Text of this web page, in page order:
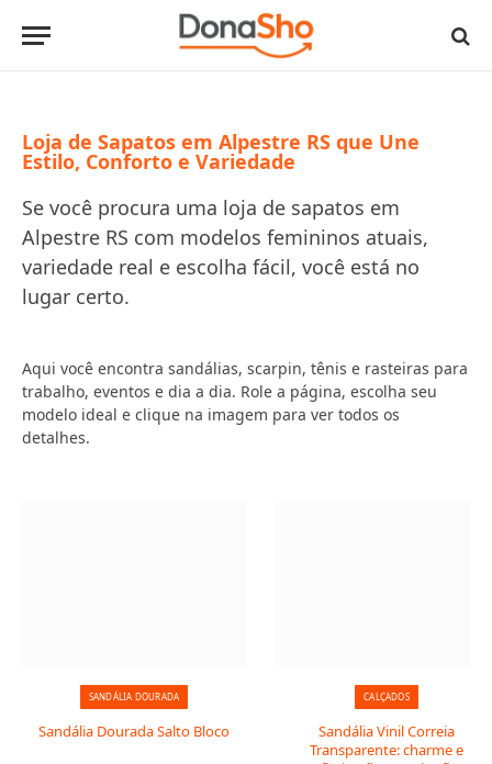
Loja de Sapatos em Alpestre RS que Une
Estilo, Conforto e Variedade
Se você procura uma loja de sapatos em
Alpestre RS com modelos femininos atuais,
variedade real e escolha fácil, você está no
lugar certo.
Aqui você encontra sandálias, scarpin, tênis e rasteiras para
trabalho, eventos e dia a dia. Role a página, escolha seu
modelo ideal e clique na imagem para ver todos os
detalhes.
SANDÁLIA DOURADA
Sandália Dourada Salto Bloco
CALÇADOS
Sandália Vinil Correia
Transparente: charme e